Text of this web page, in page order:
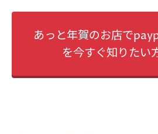
あっと年賀のお店で
を今すぐ知りたい